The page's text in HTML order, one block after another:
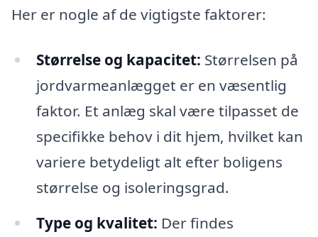
Her er nogle af de vigtigste faktorer:
Størrelse og kapacitet: Størrelsen på
jordvarmeanlægget er en væsentlig
faktor. Et anlæg skal være tilpasset de
specifikke behov i dit hjem, hvilket kan
variere betydeligt alt efter boligens
størrelse og isoleringsgrad.
Type og kvalitet: Der findes